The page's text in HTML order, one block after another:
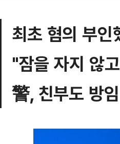
최초 혐의 부인
"잠을 자지 않
警, 친부도 방